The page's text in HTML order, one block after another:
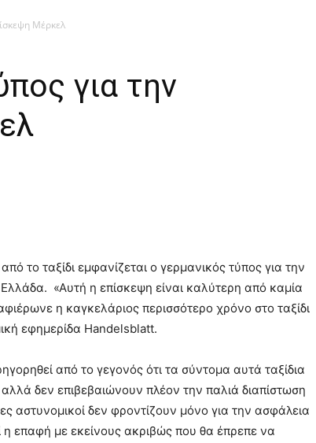
Μέρκελ
για την
το ταξίδι εμφανίζεται ο γερμανικός τύπος για την
«Αυτή η επίσκεψη είναι καλύτερη από καμία
η καγκελάριος περισσότερο χρόνο στο ταξίδι
εφημερίδα Handelsblatt.
από το γεγονός ότι τα σύντομα αυτά ταξίδια
δεν επιβεβαιώνουν πλέον την παλιά διαπίστωση
αστυνομικοί δεν φροντίζουν μόνο για την ασφάλεια
επαφή με εκείνους ακριβώς που θα έπρεπε να